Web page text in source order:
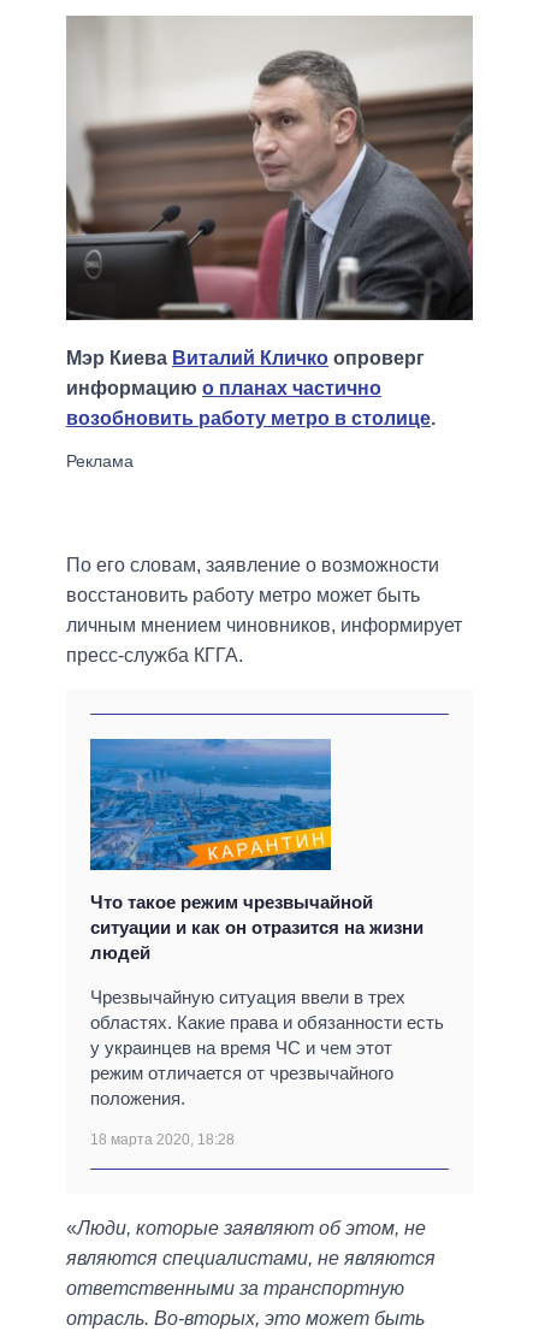
Мэр Киева Виталий Кличко опроверг
информацию о планах частично
возобновить работу метро в столице.
По его словам, заявление о возможности
восстановить работу метро может быть
личным мнением чиновников, информирует
пресс-служба КГГА.
Что такое режим чрезвычайной
ситуации и как он отразится на жизни
людей
Чрезвычайную ситуация ввели в трех
областях. Какие права и обязанности есть
у украинцев на время ЧС и чем этот
режим отличается от чрезвычайного
положения.
18 марта 2020, 18:28
«Люди, которые заявляют об этом, не
являются специалистами, не являются
ответственными за транспортную
отрасль. Во-вторых, это может быть